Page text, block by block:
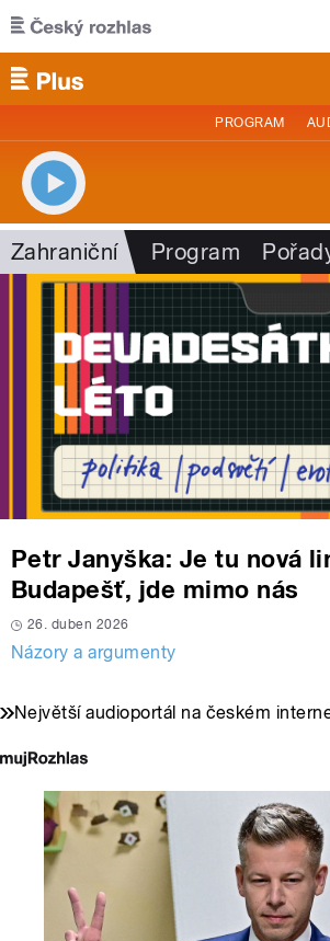
Přejít k hlavnímu obsahu
PROGRAM
Zahraniční Program
Petr Janyška: Je tu nová
Budapešť, jde mimo nás
26. duben 2026
Názory a argumenty
Největší audioportál na českém